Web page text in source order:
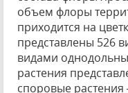
объем флоры
приходится на
представлены 526
видами
растения
споровые